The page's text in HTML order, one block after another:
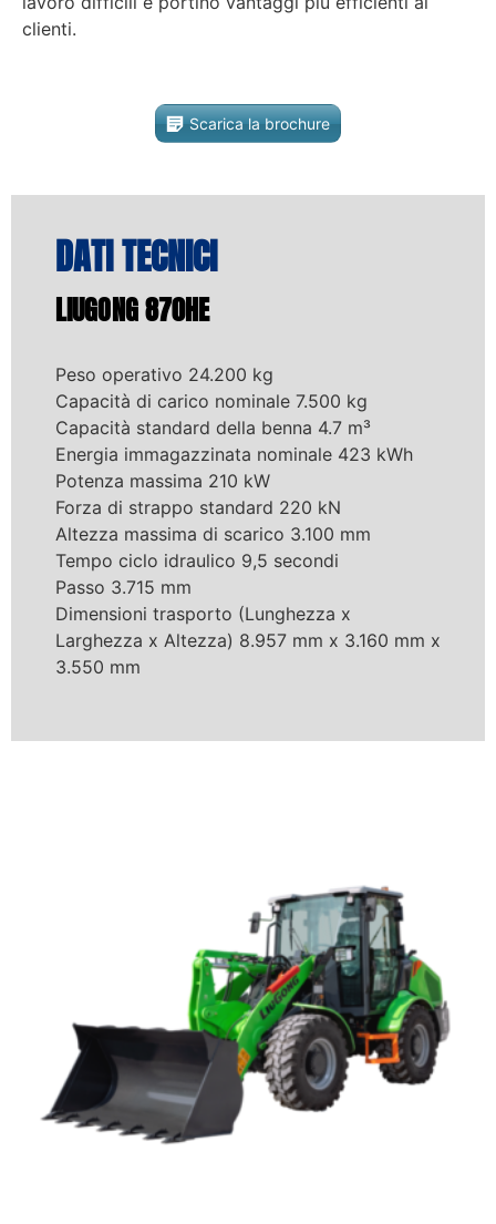
clienti.
Scarica la brochure
DATI TECNICI
LIUGONG 870HE
Peso operativo 24.200 kg
Capacità di carico nominale 7.500 kg
Capacità standard della benna 4.7 m³
Energia immagazzinata nominale 423 kWh
Potenza massima 210 kW
Forza di strappo standard 220 kN
Altezza massima di scarico 3.100 mm
Tempo ciclo idraulico 9,5 secondi
Passo 3.715 mm
Dimensioni trasporto (Lunghezza x
Larghezza x Altezza) 8.957 mm x 3.160 mm x
3.550 mm